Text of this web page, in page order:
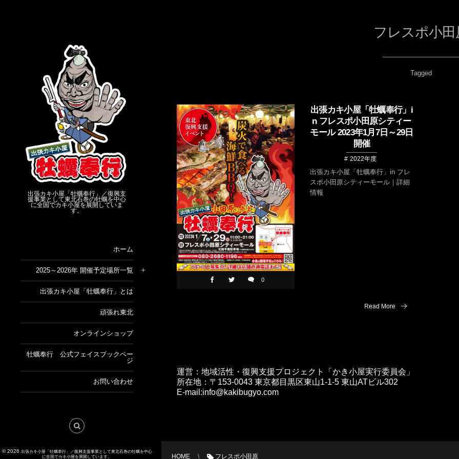
出張カキ小屋「牡蠣奉行」／復興支
援事業として東北石巻の牡蠣を中心
に全国でカキ小屋を展開していま
す。
ホーム
2025～2026年 開催予定場所一覧
出張カキ小屋「牡蠣奉行」とは
頑張れ東北
オンラインショップ
牡蠣奉行 公式フェイスブックペー
ジ
お問い合わせ
© 2026 出張カキ小屋「牡蠣奉行」／復興支援事業として東北石巻の牡蠣を中心
に全国でカキ小屋を展開しています。
フレスポ小田
Tagged
0
出張カキ小屋「牡蠣奉行」i
n フレスポ小田原シティー
モール 2023年1月7日～29日
開催
2022年度
出張カキ小屋「牡蠣奉行」in フレ
スポ小田原シティーモール｜詳細
情報
Read More
運営：地域活性・復興支援プロジェクト「かき小屋実行委員会」
所在地：〒153-0043 東京都目黒区東山1-1-5 東山ATビル302
E-mail:info@kakibugyo.com
HOME フレスポ小田原